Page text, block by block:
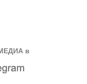
в